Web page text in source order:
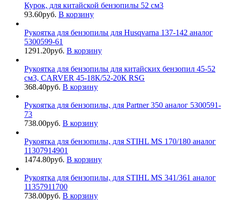
Курок, для китайской бензопилы 52 см3
93.60руб. В корзину
Рукоятка для бензопилы для Husqvarna 137-142 аналог
5300599-61
1291.20руб. В корзину
Рукоятка для бензопилы для китайских бензопил 45-52
см3, CARVER 45-18К/52-20К RSG
368.40руб. В корзину
Рукоятка для бензопилы, для Partner 350 аналог 5300591-
73
738.00руб. В корзину
Рукоятка для бензопилы, для STIHL MS 170/180 аналог
11307914901
1474.80руб. В корзину
Рукоятка для бензопилы, для STIHL MS 341/361 аналог
11357911700
738.00руб. В корзину